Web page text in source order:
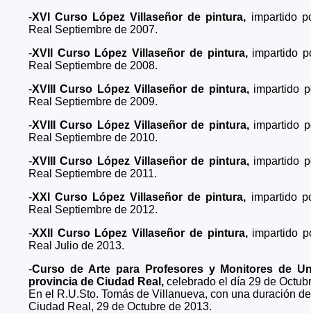
-XVI Curso López Villaseñor de pintura, impartido
Real Septiembre de 2007.
-XVII Curso López Villaseñor de pintura, impartido
Real Septiembre de 2008.
-XVIII Curso López Villaseñor de pintura, impartido
Real Septiembre de 2009.
-XVIII Curso López Villaseñor de pintura, impartido
Real Septiembre de 2010.
-XVIII Curso López Villaseñor de pintura, impartido
Real Septiembre de 2011.
-XXI Curso López Villaseñor de pintura, impartido
Real Septiembre de 2012.
-XXII Curso López Villaseñor de pintura, impartido
Real Julio de 2013.
-Curso de Arte para Profesores y Monitores de
provincia de Ciudad Real, celebrado el día 29 de
En el R.U.Sto. Tomás de Villanueva, con una duración
Ciudad Real, 29 de Octubre de 2013.